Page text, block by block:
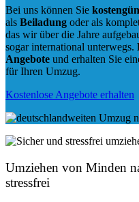
Bei uns können Sie
als Beiladung oder als
das wir über die Jahre
sogar international unterwegs.
Angebote und erhalten Sie
für Ihren Umzug.
Kostenlose Angebote erhalten
Umziehen von Minden
stressfrei